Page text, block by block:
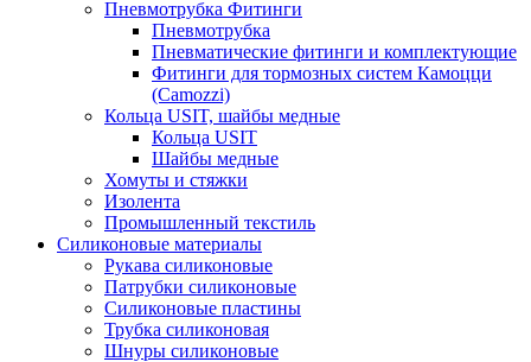
Пневмотрубка Фитинги
Пневмотрубка
Пневматические фитинги и комплектующие
Фитинги для тормозных систем Камоцци
(Camozzi)
Кольца USIT, шайбы медные
Кольца USIT
Шайбы медные
Хомуты и стяжки
Изолента
Промышленный текстиль
Силиконовые материалы
Рукава силиконовые
Патрубки силиконовые
Силиконовые пластины
Трубка силиконовая
Шнуры силиконовые